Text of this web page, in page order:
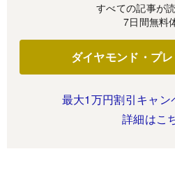
すべての記事が
7日間無料
ダイヤモンド・プ
最大1万円割引キャン
詳細はこ